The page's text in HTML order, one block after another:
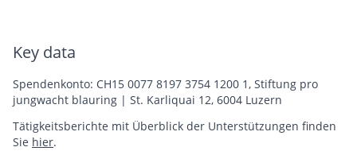
Key data
Spendenkonto: CH15 0077 8197 3754 1200 1, Stiftung pro
jungwacht blauring | St. Karliquai 12, 6004 Luzern
Tätigkeitsberichte mit Überblick der Unterstützungen finden
Sie hier.